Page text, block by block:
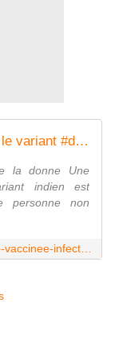
Une personne vaccinée infectée par le variant #delta est probablement aussi contagieuse qu'une personne non vaccinée qui l'attrape, selon des données américaines. - MOINS de BIENS PLUS de LIENS
la donne Une
indien est
personne non